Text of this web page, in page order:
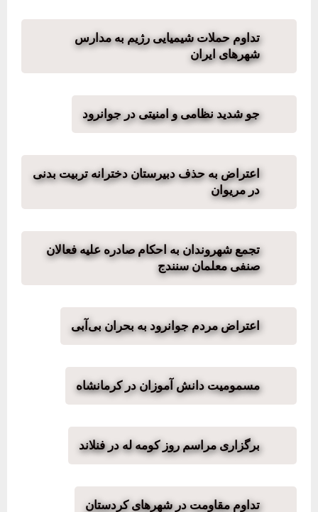
تداوم حملات شیمیایی رژیم به مدارس
شهرهای ایران
جو شدید نظامی و امنیتی در جوانرود
اعتراض به حذف دبیرستان دخترانه تربیت بدنی
در مریوان
تجمع شهروندان به احکام صادره علیه فعالان
صنفی معلمان سنندج
اعتراض مردم جوانرود به بحران بی‌آبی
مسمومیت دانش آموزان در کرمانشاه
برگزاری مراسم روز کومه له در فنلاند
تداوم مقاومت در شهرهای کردستان